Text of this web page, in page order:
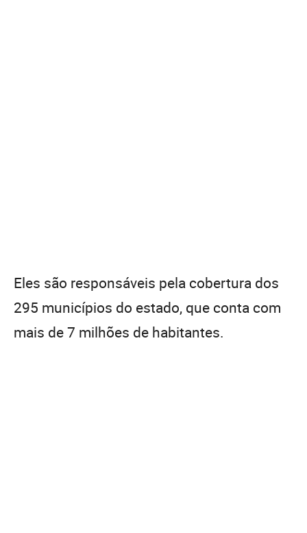
Eles são responsáveis pela cobertura dos
295 municípios do estado, que conta com
mais de 7 milhões de habitantes.